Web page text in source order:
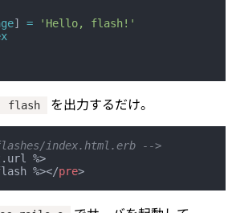
] = 'Hello, flash!'
flash を出力するだけ。
index.html.erb -->
%>
%></pre>